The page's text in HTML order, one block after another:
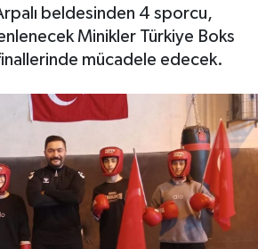
beldesinden 4 sporcu,
Minikler Türkiye Boks
mücadele edecek.